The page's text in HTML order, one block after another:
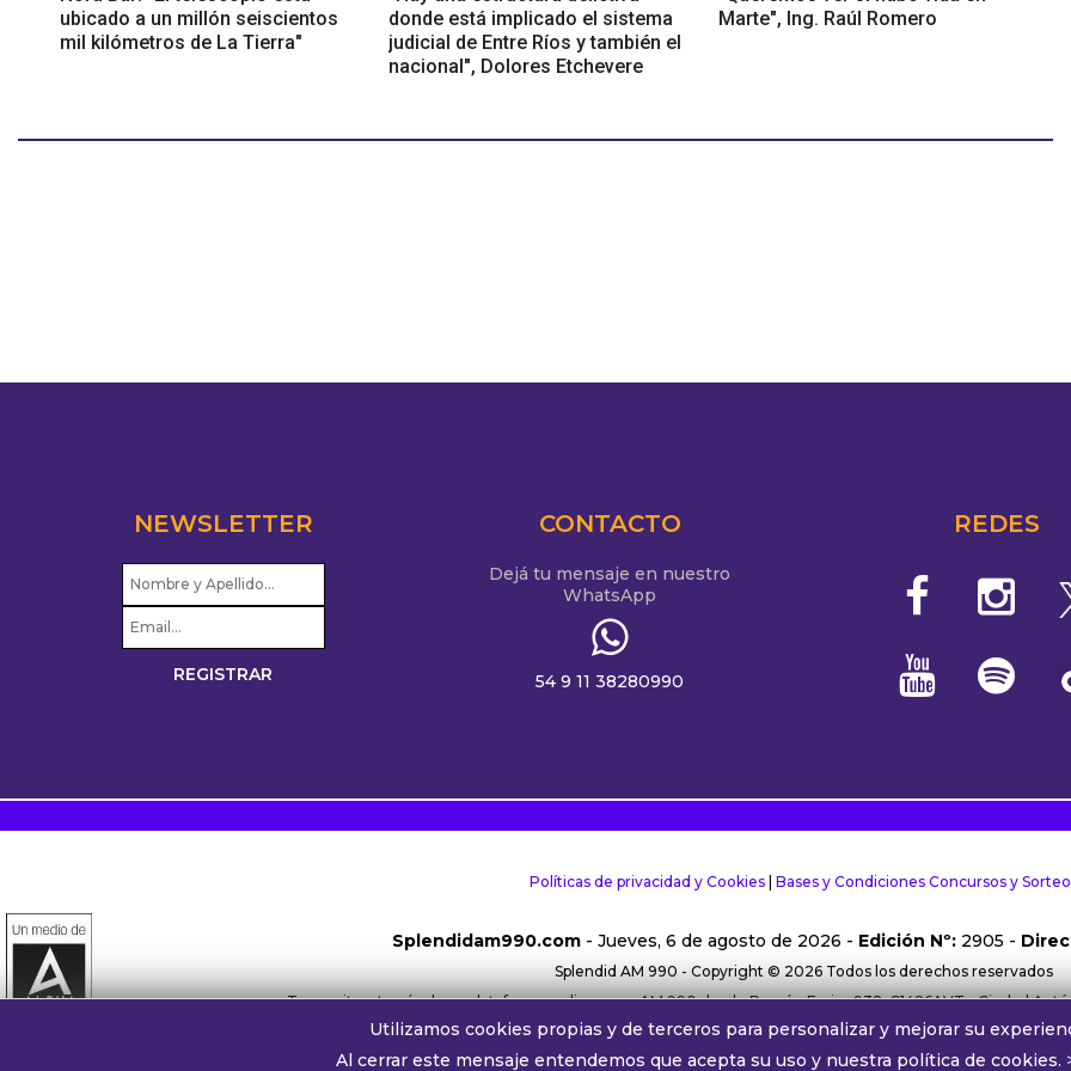
ubicado a un millón seiscientos
mil kilómetros de La Tierra"
donde está implicado el sistema
judicial de Entre Ríos y también el
nacional", Dolores Etchevere
Marte", Ing. Raúl Romero
NEWSLETTER CONTACTO
Dejá tu mensaje en nuestro
WhatsApp
54 9 11 38280990
REDES
Políticas de privacidad y Cookies| Bases y Condiciones Concursos y
Splendidam990.com - Jueves, 6 de agosto de 2026 - Edición Nº: 2905 -
Splendid AM 990 - Copyright © 2026 Todos los derechos reservados
Transmite a través de su plataforma online y por AM 990 desde Ramón Freire 932, C1426AVT - Ciudad
Whatsapp oyentes:+54 911 38280990 |Comercial: comercial@alphamedia.com.ar|Trabajá con
Splendid AM 990 ® Una licencia de Radiodifusora Buenos Aires S.A.´
Utilizamos cookies propias y de terceros para personalizar y mejorar su
Al cerrar este mensaje entendemos que acepta su uso y nuestra política de cookies.